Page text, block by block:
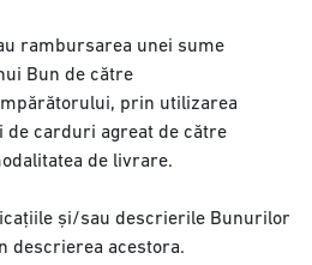
rambursarea unei sume
Bun de către
prin utilizarea
carduri agreat de către
de livrare.
și/sau descrierile Bunurilor
descrierea acestora.